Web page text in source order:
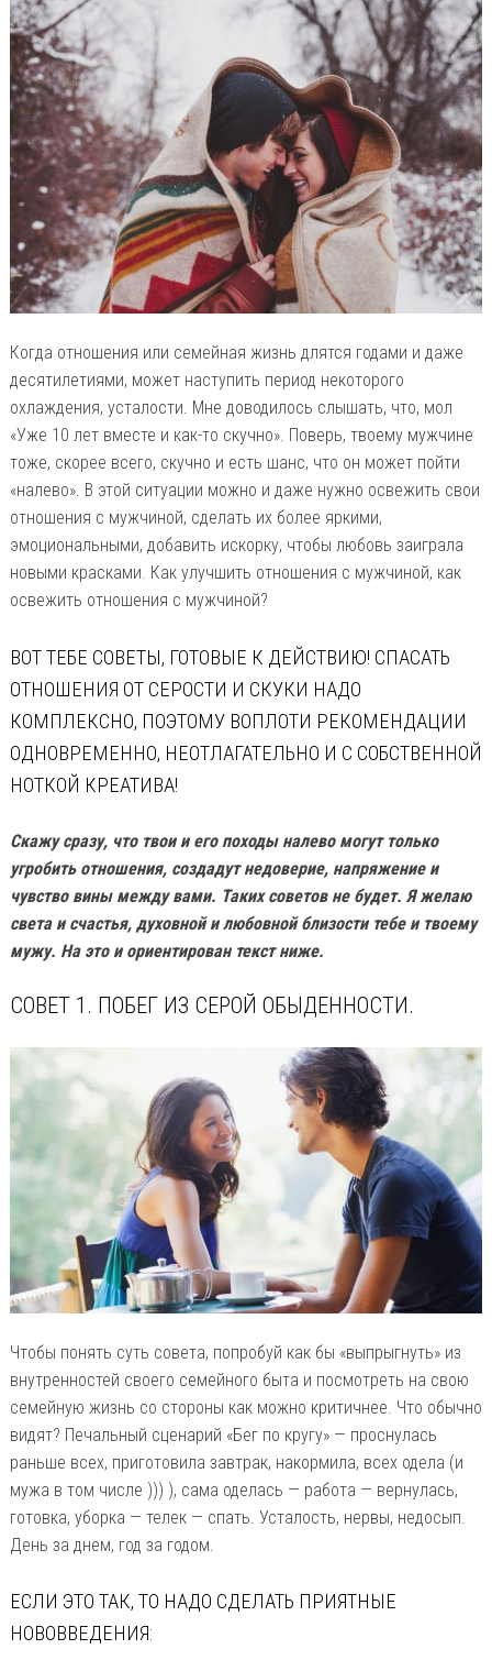
Когда отношения или семейная жизнь длятся годами и даже
десятилетиями, может наступить период некоторого
охлаждения, усталости. Мне доводилось слышать, что, мол
«Уже 10 лет вместе и как-то скучно». Поверь, твоему мужчине
тоже, скорее всего, скучно и есть шанс, что он может пойти
«налево». В этой ситуации можно и даже нужно освежить свои
отношения с мужчиной, сделать их более яркими,
эмоциональными, добавить искорку, чтобы любовь заиграла
новыми красками. Как улучшить отношения с мужчиной, как
освежить отношения с мужчиной?
ВОТ ТЕБЕ СОВЕТЫ, ГОТОВЫЕ К ДЕЙСТВИЮ! СПАСАТЬ
ОТНОШЕНИЯ ОТ СЕРОСТИ И СКУКИ НАДО
КОМПЛЕКСНО, ПОЭТОМУ ВОПЛОТИ РЕКОМЕНДАЦИИ
ОДНОВРЕМЕННО, НЕОТЛАГАТЕЛЬНО И С СОБСТВЕННОЙ
НОТКОЙ КРЕАТИВА!
Скажу сразу, что твои и его походы налево могут только
угробить отношения, создадут недоверие, напряжение и
чувство вины между вами. Таких советов не будет. Я желаю
света и счастья, духовной и любовной близости тебе и твоему
мужу. На это и ориентирован текст ниже.
СОВЕТ 1. ПОБЕГ ИЗ СЕРОЙ ОБЫДЕННОСТИ.
Чтобы понять суть совета, попробуй как бы «выпрыгнуть» из
внутренностей своего семейного быта и посмотреть на свою
семейную жизнь со стороны как можно критичнее. Что обычно
видят? Печальный сценарий «Бег по кругу» — проснулась
раньше всех, приготовила завтрак, накормила, всех одела (и
мужа в том числе ))) ), сама оделась — работа — вернулась,
готовка, уборка — телек — спать. Усталость, нервы, недосып.
День за днем, год за годом.
ЕСЛИ ЭТО ТАК, ТО НАДО СДЕЛАТЬ ПРИЯТНЫЕ
НОВОВВЕДЕНИЯ: